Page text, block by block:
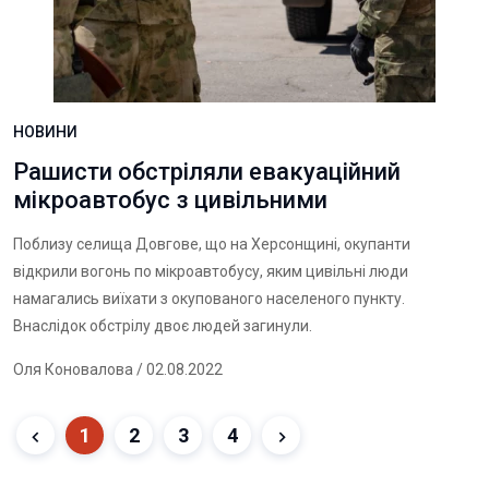
НОВИНИ
Рашисти обстріляли евакуаційний
мікроавтобус з цивільними
Поблизу селища Довгове, що на Херсонщині, окупанти
відкрили вогонь по мікроавтобусу, яким цивільні люди
намагались виїхати з окупованого населеного пункту.
Внаслідок обстрілу двоє людей загинули.
Оля Коновалова / 02.08.2022
1 2 3 4